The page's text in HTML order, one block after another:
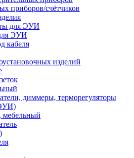
приборов/счётчиков
для ЭУИ
ЭУИ
кабеля
изделий
диммеры, терморегуляторы
мебельный